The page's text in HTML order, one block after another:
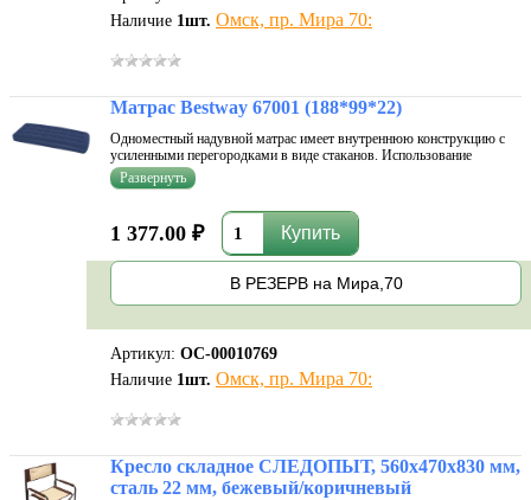
Наличие 1шт. Омск, пр. Мира 70:
Матрас Bestway 67001 (188*99*22)
Одноместный надувной матрас имеет внутреннюю конструкцию с
усиленными перегородками в виде стаканов. Использование
трубчатых перегородок придает матрасу повышенную
износостойкость и жесткость. Высококачественное флокированное
1 377.00 ₽
В РЕЗЕРВ на Мира,70
Артикул: ОС-00010769
Наличие 1шт. Омск, пр. Мира 70:
Кресло складное СЛЕДОПЫТ, 560х470х830 мм,
сталь 22 мм, бежевый/коричневый